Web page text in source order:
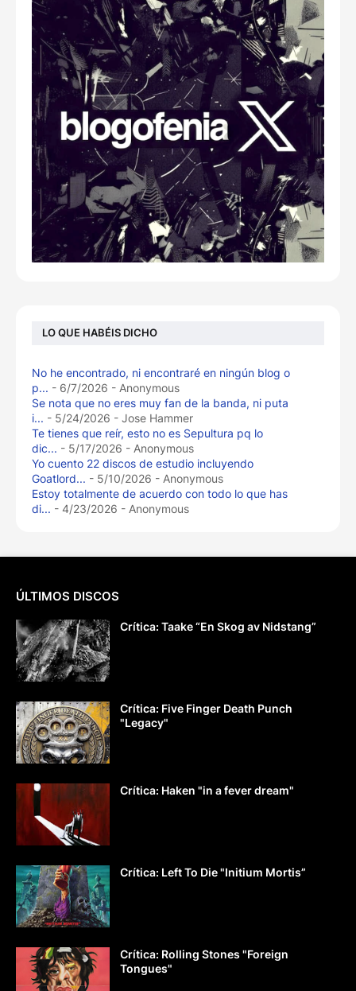
LO QUE HABÉIS DICHO
No he encontrado, ni encontraré en ningún blog o
p... - 6/7/2026 - Anonymous
Se nota que no eres muy fan de la banda, ni puta
i... - 5/24/2026 - Jose Hammer
Te tienes que reír, esto no es Sepultura pq lo
dic... - 5/17/2026 - Anonymous
Yo cuento 22 discos de estudio incluyendo
Goatlord... - 5/10/2026 - Anonymous
Estoy totalmente de acuerdo con todo lo que has
di... - 4/23/2026 - Anonymous
ÚLTIMOS DISCOS
Crítica: Taake “En Skog av Nidstang”
Crítica: Five Finger Death Punch
"Legacy"
Crítica: Haken "in a fever dream"
Crítica: Left To Die "Initium Mortis”
Crítica: Rolling Stones "Foreign
Tongues"